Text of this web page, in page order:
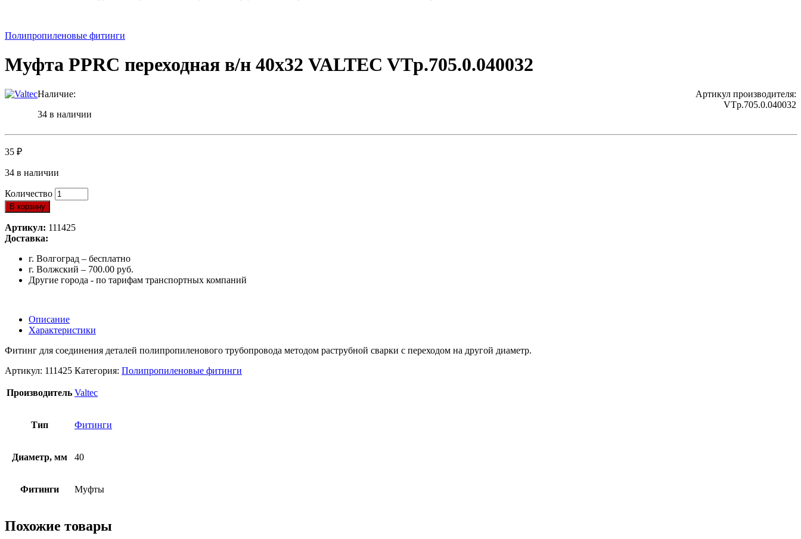
Полипропиленовые фитинги
Муфта PPRC переходная в/н 40х32 VALTEC VTp.705.0.040032
Наличие:
34 в наличии
Артикул производителя:
VTp.705.0.040032
35 ₽
34 в наличии
Количество
В корзину
Артикул: 111425
Доставка:
г. Волгоград – бесплатно
г. Волжский – 700.00 руб.
Другие города - по тарифам транспортных компаний
Описание
Характеристики
Фитинг для соединения деталей полипропиленового трубопровода методом раструбной сварки с переходом на другой диаметр.
Артикул: 111425 Категория: Полипропиленовые фитинги
Производитель Valtec
Тип Фитинги
Диаметр, мм 40
Фитинги Муфты
Похожие товары